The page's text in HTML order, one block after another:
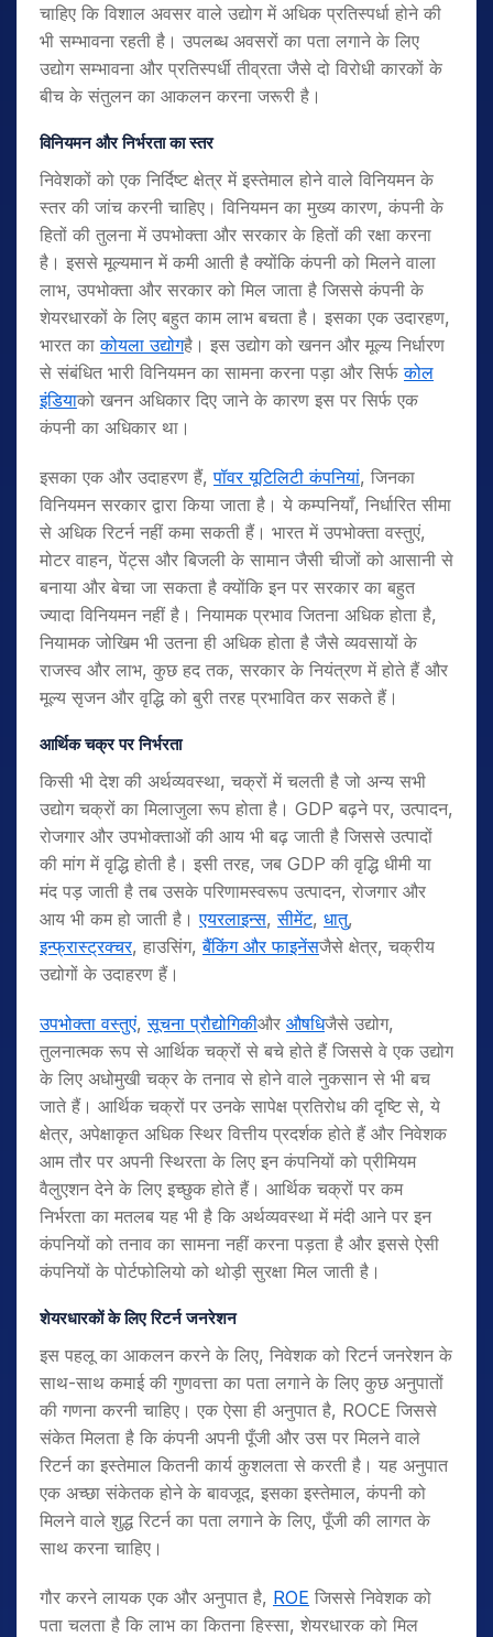
चाहिए कि विशाल अवसर वाले उद्योग में अधिक प्रतिस्पर्धा होने की
भी सम्भावना रहती है। उपलब्ध अवसरों का पता लगाने के लिए
उद्योग सम्भावना और प्रतिस्पर्धी तीव्रता जैसे दो विरोधी कारकों के
बीच के संतुलन का आकलन करना जरूरी है।
विनियमन और निर्भरता का स्तर
निवेशकों को एक निर्दिष्ट क्षेत्र में इस्तेमाल होने वाले विनियमन के
स्तर की जांच करनी चाहिए। विनियमन का मुख्य कारण, कंपनी के
हितों की तुलना में उपभोक्ता और सरकार के हितों की रक्षा करना
है। इससे मूल्यमान में कमी आती है क्योंकि कंपनी को मिलने वाला
लाभ, उपभोक्ता और सरकार को मिल जाता है जिससे कंपनी के
शेयरधारकों के लिए बहुत काम लाभ बचता है। इसका एक उदारहण,
भारत काकोयला उद्योगहै। इस उद्योग को खनन और मूल्य निर्धारण
से संबंधित भारी विनियमन का सामना करना पड़ा और सिर्फकोल
इंडियाको खनन अधिकार दिए जाने के कारण इस पर सिर्फ एक
कंपनी का अधिकार था।
इसका एक और उदाहरण हैं,पॉवर यूटिलिटी कंपनियां, जिनका
विनियमन सरकार द्वारा किया जाता है। ये कम्पनियाँ, निर्धारित सीमा
से अधिक रिटर्न नहीं कमा सकती हैं। भारत में उपभोक्ता वस्तुएं,
मोटर वाहन, पेंट्स और बिजली के सामान जैसी चीजों को आसानी से
बनाया और बेचा जा सकता है क्योंकि इन पर सरकार का बहुत
ज्यादा विनियमन नहीं है। नियामक प्रभाव जितना अधिक होता है,
नियामक जोखिम भी उतना ही अधिक होता है जैसे व्यवसायों के
राजस्व और लाभ, कुछ हद तक, सरकार के नियंत्रण में होते हैं और
मूल्य सृजन और वृद्धि को बुरी तरह प्रभावित कर सकते हैं।
आर्थिक चक्र पर निर्भरता
किसी भी देश की अर्थव्यवस्था, चक्रों में चलती है जो अन्य सभी
उद्योग चक्रों का मिलाजुला रूप होता है। GDP बढ़ने पर, उत्पादन,
रोजगार और उपभोक्ताओं की आय भी बढ़ जाती है जिससे उत्पादों
की मांग में वृद्धि होती है। इसी तरह, जब GDP की वृद्धि धीमी या
मंद पड़ जाती है तब उसके परिणामस्वरूप उत्पादन, रोजगार और
आय भी कम हो जाती है।एयरलाइन्स,सीमेंट, धातु,
इन्फ्रास्ट्रक्चर, हाउसिंग,बैंकिंग और फाइनेंसजैसे क्षेत्र, चक्रीय
उद्योगों के उदाहरण हैं।
उपभोक्ता वस्तुएं,सूचना प्रौद्योगिकीऔर औषधिजैसे उद्योग,
तुलनात्मक रूप से आर्थिक चक्रों से बचे होते हैं जिससे वे एक उद्योग
के लिए अधोमुखी चक्र के तनाव से होने वाले नुकसान से भी बच
जाते हैं। आर्थिक चक्रों पर उनके सापेक्ष प्रतिरोध की दृष्टि से, ये
क्षेत्र, अपेक्षाकृत अधिक स्थिर वित्तीय प्रदर्शक होते हैं और निवेशक
आम तौर पर अपनी स्थिरता के लिए इन कंपनियों को प्रीमियम
वैलुएशन देने के लिए इच्छुक होते हैं। आर्थिक चक्रों पर कम
निर्भरता का मतलब यह भी है कि अर्थव्यवस्था में मंदी आने पर इन
कंपनियों को तनाव का सामना नहीं करना पड़ता है और इससे ऐसी
कंपनियों के पोर्टफोलियो को थोड़ी सुरक्षा मिल जाती है।
शेयरधारकों के लिए रिटर्न जनरेशन
इस पहलू का आकलन करने के लिए, निवेशक को रिटर्न जनरेशन के
साथ-साथ कमाई की गुणवत्ता का पता लगाने के लिए कुछ अनुपातों
की गणना करनी चाहिए। एक ऐसा ही अनुपात है, ROCE जिससे
संकेत मिलता है कि कंपनी अपनी पूँजी और उस पर मिलने वाले
रिटर्न का इस्तेमाल कितनी कार्य कुशलता से करती है। यह अनुपात
एक अच्छा संकेतक होने के बावजूद, इसका इस्तेमाल, कंपनी को
मिलने वाले शुद्ध रिटर्न का पता लगाने के लिए, पूँजी की लागत के
साथ करना चाहिए।
गौर करने लायक एक और अनुपात है, ROE जिससे निवेशक को
पता चलता है कि लाभ का कितना हिस्सा, शेयरधारक को मिल